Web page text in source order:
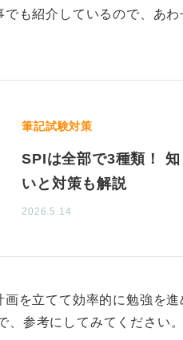
も紹介しているので、あわ
筆記試験対策
SPIは全部で3種類！
いと対策も解説
2026.5.14
を立てて効率的に勉強を
参考にしてみてください。